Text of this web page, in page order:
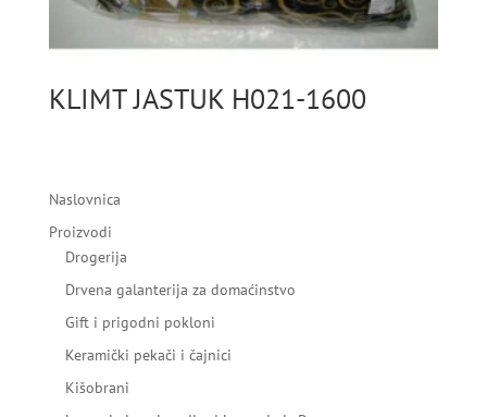
KLIMT JASTUK H021-1600
Naslovnica
Proizvodi
Drogerija
Drvena galanterija za domaćinstvo
Gift i prigodni pokloni
Keramički pekači i čajnici
Kišobrani